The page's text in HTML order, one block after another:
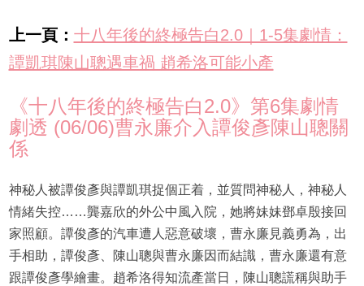
上一頁： 十八年後的終極告白2.0｜1-5集劇情：
譚凱琪陳山聰遇車禍 趙希洛可能小產
《十八年後的終極告白2.0》第6集劇情
劇透 (06/06)曹永廉介入譚俊彥陳山聰關
係
神秘人被譚俊彥與譚凱琪捉個正着，並質問神秘人，神秘人
情緒失控……龔嘉欣的外公中風入院，她將妹妹鄧卓殷接回
家照顧。譚俊彥的汽車遭人惡意破壞，曹永廉見義勇為，出
手相助，譚俊彥、陳山聰與曹永廉因而結識，曹永廉還有意
跟譚俊彥學繪畫。趙希洛得知流產當日，陳山聰謊稱與助手